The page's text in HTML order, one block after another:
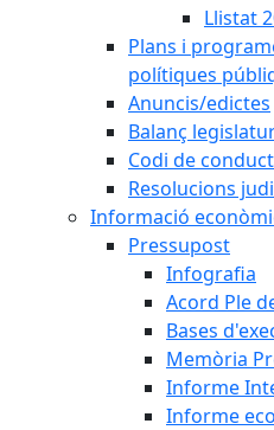
Llistat
Plans i
polítiques
Anuncis/edictes
Balanç
Codi de
Resolucions
Informació
Pressupost
Infografia
Acord Ple
Bases
Memòria
Informe
Informe